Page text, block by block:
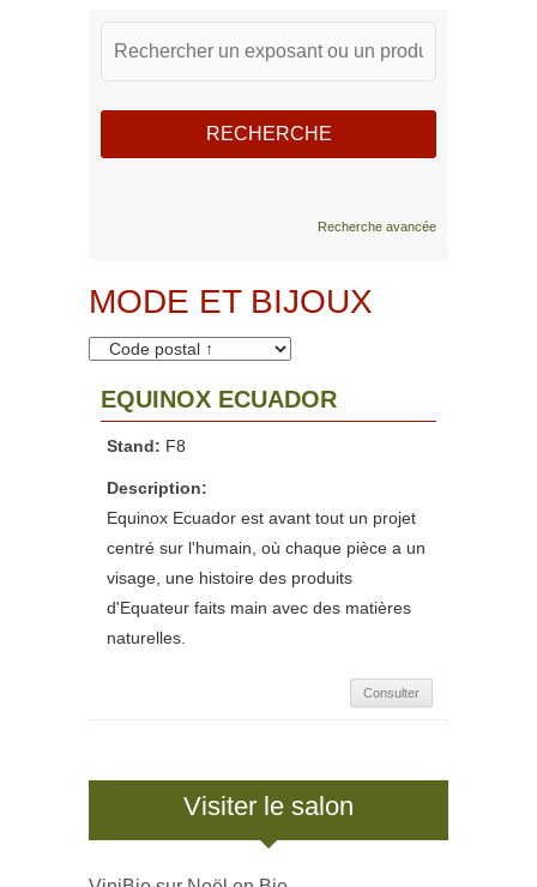
Recherche avancée
MODE ET BIJOUX
EQUINOX ECUADOR
Stand: F8
Description:
Equinox Ecuador est avant tout un projet
centré sur l'humain, où chaque pièce a un
visage, une histoire des produits
d'Equateur faits main avec des matières
naturelles.
Consulter
Visiter le salon